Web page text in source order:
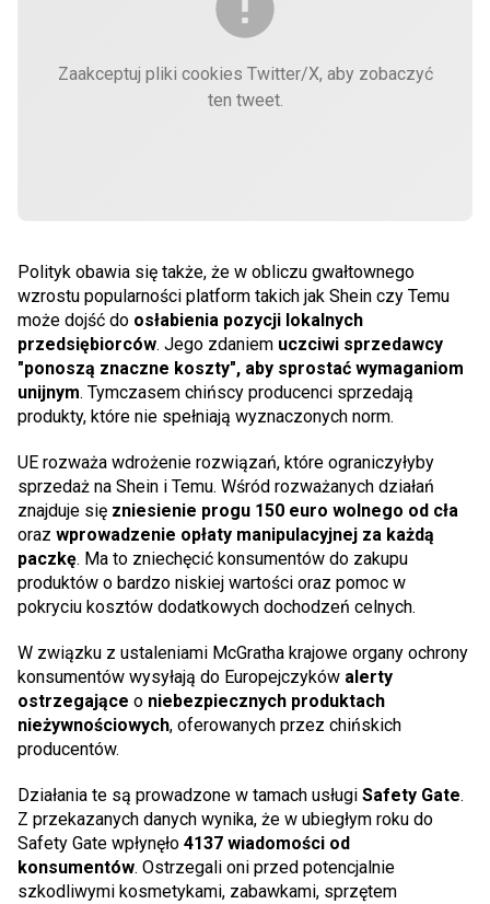
Zaakceptuj pliki cookies Twitter/X, aby zobaczyć
ten tweet.
Polityk obawia się także, że w obliczu gwałtownego
wzrostu popularności platform takich jak Shein czy Temu
może dojść do osłabienia pozycji lokalnych
przedsiębiorców. Jego zdaniem uczciwi sprzedawcy
"ponoszą znaczne koszty", aby sprostać wymaganiom
unijnym. Tymczasem chińscy producenci sprzedają
produkty, które nie spełniają wyznaczonych norm.
UE rozważa wdrożenie rozwiązań, które ograniczyłyby
sprzedaż na Shein i Temu. Wśród rozważanych działań
znajduje się zniesienie progu 150 euro wolnego od cła
oraz wprowadzenie opłaty manipulacyjnej za każdą
paczkę. Ma to zniechęcić konsumentów do zakupu
produktów o bardzo niskiej wartości oraz pomoc w
pokryciu kosztów dodatkowych dochodzeń celnych.
W związku z ustaleniami McGratha krajowe organy ochrony
konsumentów wysyłają do Europejczyków alerty
ostrzegające o niebezpiecznych produktach
nieżywnościowych, oferowanych przez chińskich
producentów.
Działania te są prowadzone w tamach usługi Safety Gate.
Z przekazanych danych wynika, że w ubiegłym roku do
Safety Gate wpłynęło 4137 wiadomości od
konsumentów. Ostrzegali oni przed potencjalnie
szkodliwymi kosmetykami, zabawkami, sprzętem